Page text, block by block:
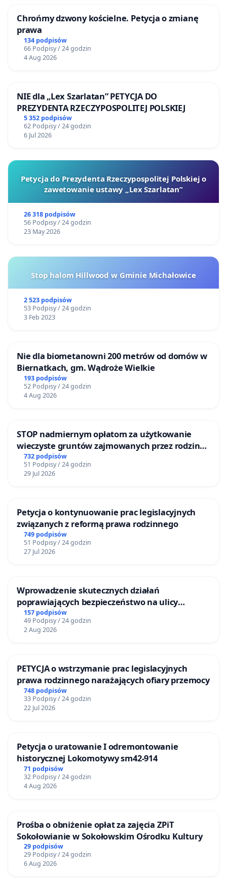
Wielkie i miasta Otwock konieczność wyburzenia
kilkudziesięciu domostw, a w bezpośrednim
odziaływaniu drogi znaleźć się może nawet 10 000
osób. Autostrada pogorszyłaby warunki codziennego
życia mieszkańców pod względem komunikacyjnym,
wpłynęłaby negatywnie na zdrowie mieszkańców.
Już teraz mieszkańcy naszych gmin odczuwają istotne
uciążliwości hałasowe wynikające z nie tak dawno
Wprowadzenie kolejnej drogi tranzytowej w tereny
zabudowy mieszkaniowej spotęgowałby te uciążliwości
i miałoby istotny wpływ na stan zdrowia mieszkańców
terenów wokół drogi. Bardzo istotny wpływ na zdrowie
związane z zanieczyszczeniem powietrza.
przemieszczania się w obrębie podzielonych części
gminy oraz utrudniłoby utrzymanie bezpośrednich
więzi z rodziną i sąsiadami. Zostałby również
zniszczone, ważne nie tylko dla mieszkańców, miejsca
pamięci narodowej (np. Zrzutowisko „Pierzyna”).
sprawie-oaw-do-gddkia/
Biorąc pod uwagę powyższe argumenty wnosimy jak
na wstępie.
Chrońmy dzwony kościelne. Petycja o zmianę
prawa
134 podpisów
66 Podpisy / 24 godzin
4 Aug 2026
NIE dla „Lex Szarlatan” PETYCJA DO
PREZYDENTA RZECZYPOSPOLITEJ POLSKIEJ
5 352 podpisów
62 Podpisy / 24 godzin
6 Jul 2026
Petycja do Prezydenta Rzeczypospolitej Polskiej o
zawetowanie ustawy „Lex Szarlatan”
26 318 podpisów
56 Podpisy / 24 godzin
23 May 2026
Stop halom Hillwood w Gminie Michałowice
2 523 podpisów
53 Podpisy / 24 godzin
3 Feb 2023
Nie dla biometanowni 200 metrów od domów w
Biernatkach, gm. Wądroże Wielkie
193 podpisów
52 Podpisy / 24 godzin
4 Aug 2026
STOP nadmiernym opłatom za użytkowanie
wieczyste gruntów zajmowanych przez rodzinne
ogrody działkowe.
732 podpisów
51 Podpisy / 24 godzin
29 Jul 2026
Petycja o kontynuowanie prac legislacyjnych
związanych z reformą prawa rodzinnego
749 podpisów
51 Podpisy / 24 godzin
27 Jul 2026
Wprowadzenie skutecznych działań
poprawiających bezpieczeństwo na ulicy
Żeromskiego w Otwocku
157 podpisów
49 Podpisy / 24 godzin
2 Aug 2026
PETYCJA o wstrzymanie prac legislacyjnych
prawa rodzinnego narażających ofiary przemocy
748 podpisów
33 Podpisy / 24 godzin
22 Jul 2026
Petycja o uratowanie I odremontowanie
historycznej Lokomotywy sm42-914
71 podpisów
32 Podpisy / 24 godzin
4 Aug 2026
Prośba o obniżenie opłat za zajęcia ZPiT
Sokołowianie w Sokołowskim Ośrodku Kultury
29 podpisów
29 Podpisy / 24 godzin
6 Aug 2026